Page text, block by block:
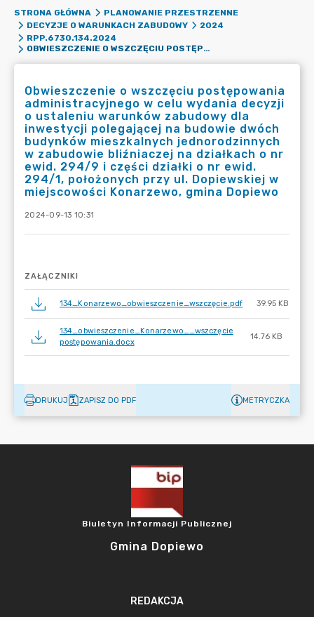
STRONA GŁÓWNA
PLANOWANIE PRZESTRZENNE
DECYZJE O WARUNKACH ZABUDOWY
2024
RPP.6730.134.2024
OBWIESZCZENIE O WSZCZĘCIU POSTĘPOWANIA ADMINISTRACYJNEGO W CELU WYDANIA DECYZJI O USTALENIU WARUNKÓW ZABUDOWY DLA INWESTYCJI POLEGAJĄCEJ NA BUDOWIE DWÓCH BUDYNKÓW MIESZKALNYCH JEDNORODZINNYCH W ZABUDOWIE BLIŹNIACZEJ NA DZIAŁKACH O NR EWID. 294/9 I CZĘŚCI DZIAŁKI O NR EWID. 294/1, POŁOŻONYCH PRZY UL. DOPIEWSKIEJ W MIEJSCOWOŚCI KONARZEWO, GMINA DOPIEWO
Obwieszczenie o wszczęciu postępowania
administracyjnego w celu wydania decyzji
o ustaleniu warunków zabudowy dla
inwestycji polegającej na budowie dwóch
budynków mieszkalnych jednorodzinnych
w zabudowie bliźniaczej na działkach o nr
ewid. 294/9 i części działki o nr ewid.
294/1, położonych przy ul. Dopiewskiej w
miejscowości Konarzewo, gmina Dopiewo
2024-09-13 10:31
ZAŁĄCZNIKI
134_Konarzewo_obwieszczenie_wszczęcie.pdf 39.95 KB
134_obwieszczenie_Konarzewo__wszczęcie
postępowania.docx
14.76 KB
DRUKUJ ZAPISZ DO PDF METRYCZKA
Biuletyn Informacji Publicznej
Gmina Dopiewo
REDAKCJA